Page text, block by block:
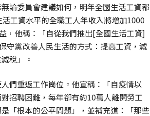
論委員會建議如何，明年全國生活工資都
工資水平的全職工人年收入將增加1000
，他稱：「自從我們推出[全國生活工資]
守黨改善人民生活的方式：提高工資，減
稅」。
們重返工作崗位。他宣稱：「自疫情以
招聘困難，每年卻有約10萬人離開勞工
「根本的公平問題」，並補充道：「那些